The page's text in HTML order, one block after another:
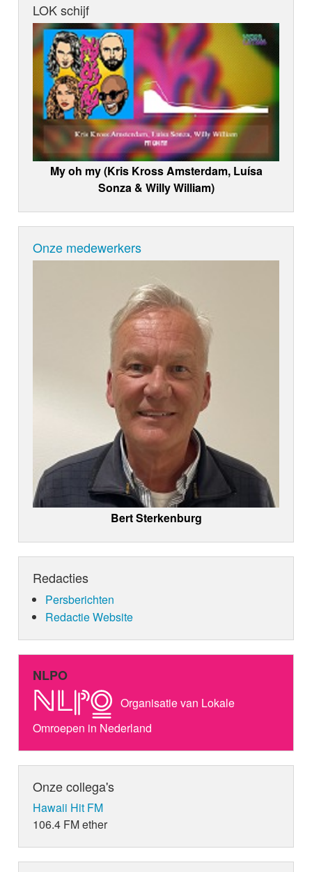
LOK schijf
My oh my (Kris Kross Amsterdam, Luísa
Sonza & Willy William)
Onze medewerkers
Bert Sterkenburg
Redacties
Persberichten
Redactie Website
NLPO
Organisatie van Lokale
Omroepen in Nederland
Onze collega's
Hawaii Hit FM
106.4 FM ether